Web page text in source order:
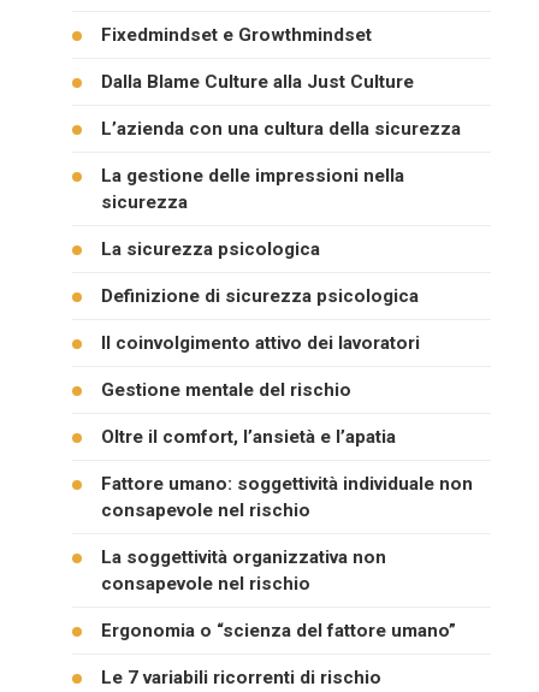
Fixedmindset e Growthmindset
Dalla Blame Culture alla Just Culture
L’azienda con una cultura della sicurezza
La gestione delle impressioni nella
sicurezza
La sicurezza psicologica
Definizione di sicurezza psicologica
Il coinvolgimento attivo dei lavoratori
Gestione mentale del rischio
Oltre il comfort, l’ansietà e l’apatia
Fattore umano: soggettività individuale non
consapevole nel rischio
La soggettività organizzativa non
consapevole nel rischio
Ergonomia o “scienza del fattore umano”
Le 7 variabili ricorrenti di rischio